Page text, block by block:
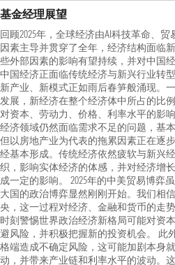
基金经理展望
回顾2025年，全球经济由AI科技革命、
因素主导并贯穿了全年，经济结构面临
些外部因素的影响有望持续，并对中国
中国经济正面临传统经济与新兴行业转
新产业、新模式正如雨后春笋般涌现。
发展，新经济在整个经济体中所占的比
对资本、劳动力、价格、利率水平的影
经济领域仍然面临需求不足的问题，基
但以房地产业为代表的拖累因素正在逐
经基本形成。传统经济依然疲软与新兴
织，影响实体经济的体感，并对经济增
成一定的影响。 2025年的中美贸易博弈
大国的政治博弈显然刚刚开始。我们相
央，这一过程对经济、金融和货币的走
时刻警惕世界政治经济新格局可能对资
避风险，并积极把握新的投资机会。 此
格端造成不确定风险，这可能加剧本身
动，并带来产业链和利率水平的波动。